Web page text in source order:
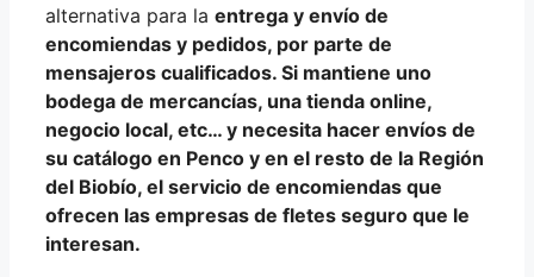
alternativa para la entrega y envío de
encomiendas y pedidos, por parte de
mensajeros cualificados. Si mantiene uno
bodega de mercancías, una tienda online,
negocio local, etc… y necesita hacer envíos de
su catálogo en Penco y en el resto de la Región
del Biobío, el servicio de encomiendas que
ofrecen las empresas de fletes seguro que le
interesan.